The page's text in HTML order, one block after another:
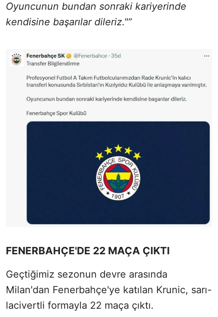
Oyuncunun bundan sonraki kariyerinde
kendisine başarılar dileriz."”
FENERBAHÇE'DE 22 MAÇA ÇIKTI
Geçtiğimiz sezonun devre arasında
Milan'dan Fenerbahçe'ye katılan Krunic, sarı-
lacivertli formayla 22 maça çıktı.